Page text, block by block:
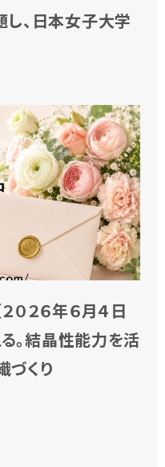
し、日本女子大学
０２６年６月４日
。結晶性能力を活
づくり